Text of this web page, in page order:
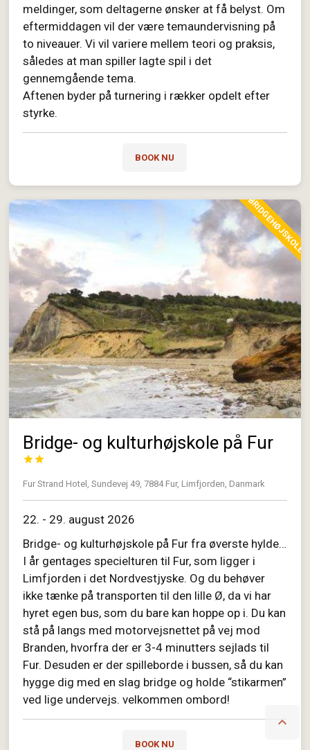
meldinger, som deltagerne ønsker at få belyst. Om
eftermiddagen vil der være temaundervisning på
to niveauer. Vi vil variere mellem teori og praksis,
således at man spiller lagte spil i det
gennemgående tema.
Aftenen byder på turnering i rækker opdelt efter
styrke.
BOOK NU
BRIDGEHØJSKOLE
Bridge- og kulturhøjskole på Fur


Fur Strand Hotel, Sundevej 49, 7884 Fur, Limfjorden, Danmark
22. - 29. august 2026
Bridge- og kulturhøjskole på Fur fra øverste hylde…
I år gentages specielturen til Fur, som ligger i
Limfjorden i det Nordvestjyske. Og du behøver
ikke tænke på transporten til den lille Ø, da vi har
hyret egen bus, som du bare kan hoppe op i. Du kan
stå på langs med motorvejsnettet på vej mod
Branden, hvorfra der er 3-4 minutters sejlads til
Fur. Desuden er der spilleborde i bussen, så du kan
hygge dig med en slag bridge og holde “stikarmen”
ved lige undervejs. velkommen ombord!
BOOK NU
